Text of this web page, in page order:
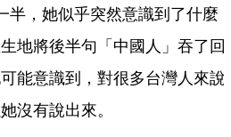
，她似乎突然意識到了什麼
地將後半句「中國人」吞了回
能意識到，對很多台灣人來說
沒有說出來。